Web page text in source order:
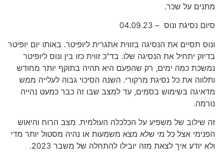
מתנים על שכר.
סיום נסיגת ונוס – 04.09.23
ונוס תסיים את הנסיגה בזווית אתגרית ליופיטר. באותו יום יופיטר
בדיוק יתחיל את הנסיגה שלו. בד"כ זווית כזו בין ונוס ליופיטר
נמשכת כמה ימים, רק שהפעם היא תהיה בתוקף יותר מחודש
ותלווה את כל נסיגת מרקורי. השנה הסיכוי גבוה לעלייה ממש
מדאיגה בשימוש בסמים, עד למצב שבו זה כבר כמעט נהייה
נורמה.
זה שילוב של משפיע על הכלכלה העולמית. מצב הרוח והיאוש
הפנימי אצל כל מי שלא מצא משמעות או נהיה מסטול יותר מדי
ולא יודע איך לצאת מזה יובילו להתחלה של משבר 2023.